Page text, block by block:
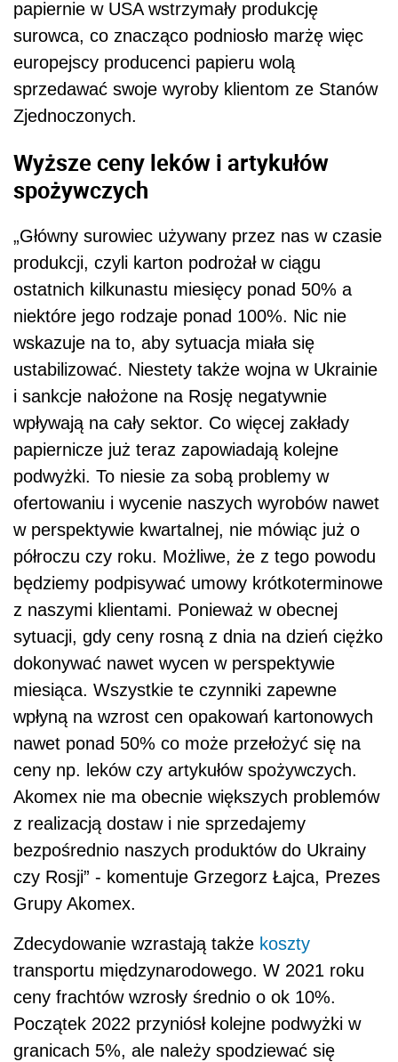
papiernie w USA wstrzymały produkcję
surowca, co znacząco podniosło marżę więc
europejscy producenci papieru wolą
sprzedawać swoje wyroby klientom ze Stanów
Zjednoczonych.
Wyższe ceny leków i artykułów
spożywczych
„Główny surowiec używany przez nas w czasie
produkcji, czyli karton podrożał w ciągu
ostatnich kilkunastu miesięcy ponad 50% a
niektóre jego rodzaje ponad 100%. Nic nie
wskazuje na to, aby sytuacja miała się
ustabilizować. Niestety także wojna w Ukrainie
i sankcje nałożone na Rosję negatywnie
wpływają na cały sektor. Co więcej zakłady
papiernicze już teraz zapowiadają kolejne
podwyżki. To niesie za sobą problemy w
ofertowaniu i wycenie naszych wyrobów nawet
w perspektywie kwartalnej, nie mówiąc już o
półroczu czy roku. Możliwe, że z tego powodu
będziemy podpisywać umowy krótkoterminowe
z naszymi klientami. Ponieważ w obecnej
sytuacji, gdy ceny rosną z dnia na dzień ciężko
dokonywać nawet wycen w perspektywie
miesiąca. Wszystkie te czynniki zapewne
wpłyną na wzrost cen opakowań kartonowych
nawet ponad 50% co może przełożyć się na
ceny np. leków czy artykułów spożywczych.
Akomex nie ma obecnie większych problemów
z realizacją dostaw i nie sprzedajemy
bezpośrednio naszych produktów do Ukrainy
czy Rosji” - komentuje Grzegorz Łajca, Prezes
Grupy Akomex.
Zdecydowanie wzrastają także koszty
transportu międzynarodowego. W 2021 roku
ceny frachtów wzrosły średnio o ok 10%.
Początek 2022 przyniósł kolejne podwyżki w
granicach 5%, ale należy spodziewać się